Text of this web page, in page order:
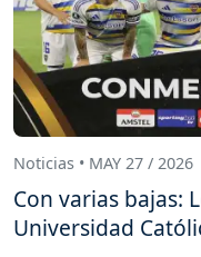
Noticias • MAY 27 / 2026
Con varias bajas:
Universidad